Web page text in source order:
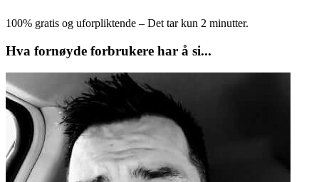
100% gratis og uforpliktende – Det tar kun 2 minutter.
Hva fornøyde forbrukere har å si...